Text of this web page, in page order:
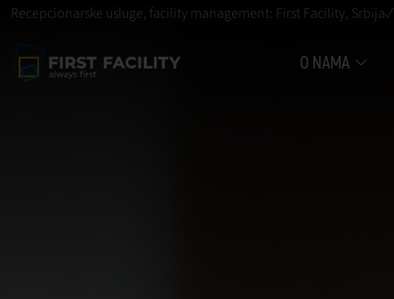
Recepcionarske usluge, facility management: First Facility, Srbija✓
O NAMA